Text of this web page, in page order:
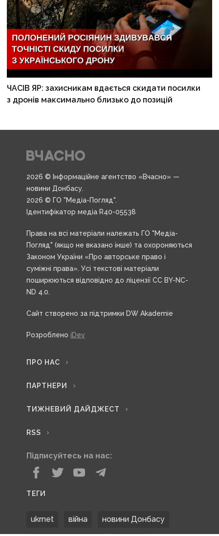
ЧАСІВ ЯР: захисникам вдається скидати посилки
з дронів максимально близько до позицій
2026 © Інформаційне агентство «Вчасно» —
новини Донбасу.
2026 © ГО "Медіа-Погляд".
Ідентифікатор медіа R40-05538
Права на всі матеріали належать ГО "Медіа-
Погляд" (якщо не вказано інше) та охороняються
Законом України «Про авторське право і
суміжні права». Усі текстові матеріали
поширюються відповідно до ліцензії CC BY-NC-
ND 4.0.
Сайт створено за підтримки DW Akademie
Розроблено iDev
ПРО НАС
ПАРТНЕРИ
ТИЖНЕВИЙ ДАЙДЖЕСТ
RSS
Підписуйтесь на нас:
ТЕГИ
ukrnet війна новини Донбасу